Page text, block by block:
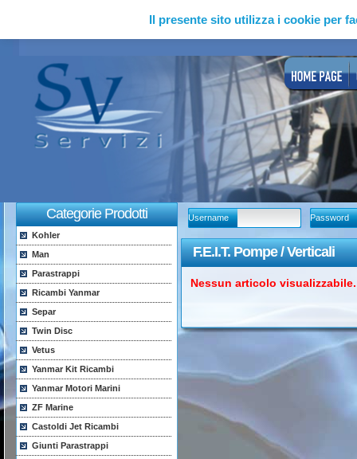
Il presente sito utilizza i cookie per
Categorie Prodotti
Kohler
Man
Parastrappi
Ricambi Yanmar
Separ
Twin Disc
Vetus
Yanmar Kit Ricambi
Yanmar Motori Marini
ZF Marine
Castoldi Jet Ricambi
Giunti Parastrappi
Username Password
F.E.I.T. Pompe / Verticali
Nessun articolo